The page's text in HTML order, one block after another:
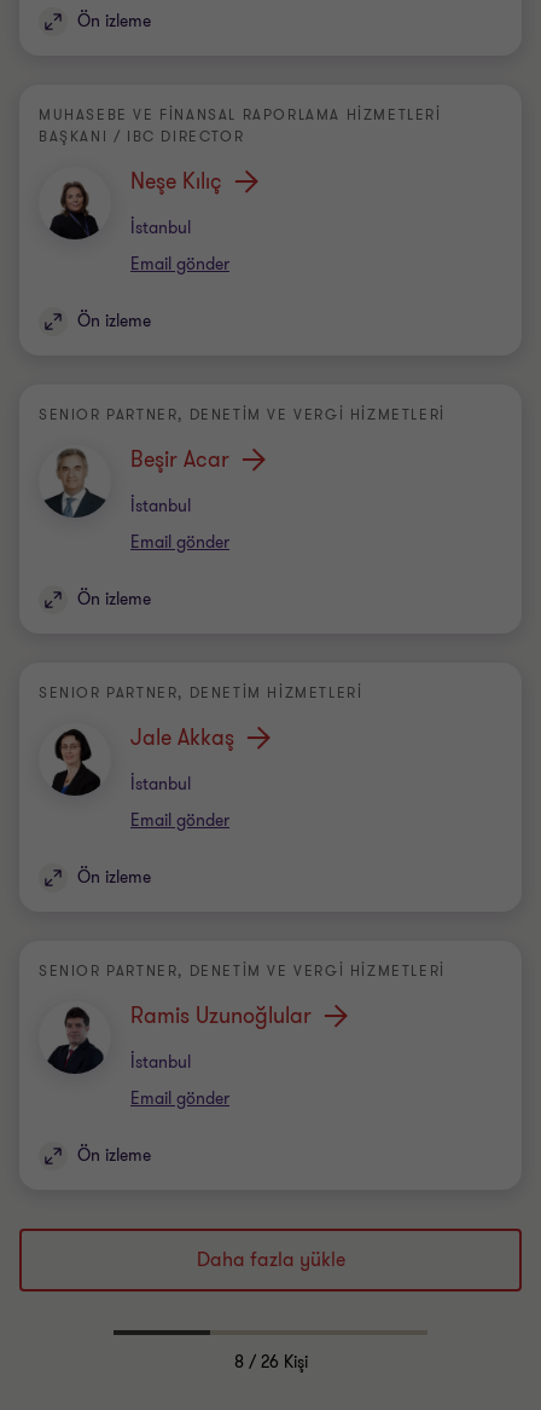
Ön izleme
MUHASEBE VE FİNANSAL RAPORLAMA HİZMETLERİ
BAŞKANI / IBC DIRECTOR
Neşe Kılıç
İstanbul
Office
Email gönder
Ön izleme
SENIOR PARTNER, DENETIM VE VERGİ HİZMETLERİ
Beşir Acar
İstanbul
Office
Email gönder
Ön izleme
SENIOR PARTNER, DENETIM HIZMETLERI
Jale Akkaş
İstanbul
Office
Email gönder
Ön izleme
SENIOR PARTNER, DENETIM VE VERGI HIZMETLERI
Ramis Uzunoğlular
İstanbul
Office
Email gönder
Ön izleme
Daha fazla yükle
8/ 26 Kişi